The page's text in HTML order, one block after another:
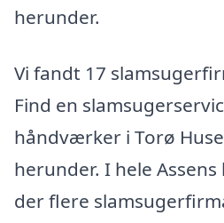
herunder.
Vi fandt 17
Find en
håndværker i Torø
herunder. I hele
der flere